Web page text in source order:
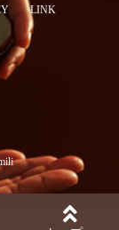
LINK